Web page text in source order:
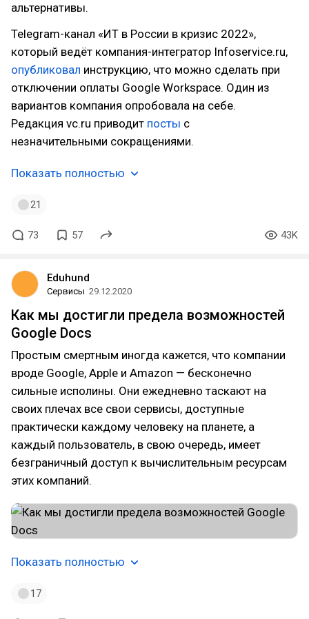
альтернативы.
Telegram-канал «ИТ в России в кризис 2022»,
который ведёт компания-интегратор Infoservice.ru,
опубликовал инструкцию, что можно сделать при
отключении оплаты Google Workspace. Один из
вариантов компания опробовала на себе.
Редакция vc.ru приводит посты с
незначительными сокращениями.
Показать полностью
21
73 57 43K
Eduhund
Сервисы 29.12.2020
Как мы достигли предела возможностей
Google Docs
Простым смертным иногда кажется, что компании
вроде Google, Apple и Amazon — бесконечно
сильные исполины. Они ежедневно таскают на
своих плечах все свои сервисы, доступные
практически каждому человеку на планете, а
каждый пользователь, в свою очередь, имеет
безграничный доступ к вычислительным ресурсам
этих компаний.
Показать полностью
17